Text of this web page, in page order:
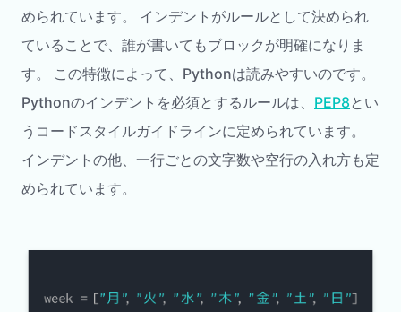
められています。 インデントがルールとして決められ
ていることで、誰が書いてもブロックが明確になりま
す。 この特徴によって、Pythonは読みやすいのです。
Pythonのインデントを必須とするルールは、 PEP8とい
うコードスタイルガイドラインに定められています。
インデントの他、一行ごとの文字数や空行の入れ方も定
められています。